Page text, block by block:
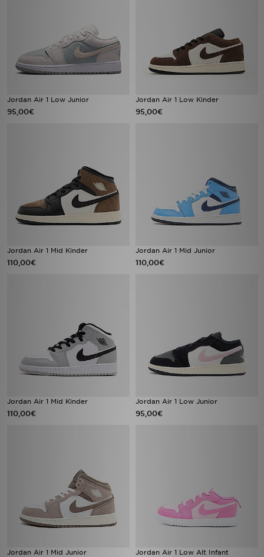
Jordan Air 1 Low Junior
95,00€
Jordan Air 1 Low Kinder
95,00€
Jordan Air 1 Mid Kinder
110,00€
Jordan Air 1 Mid Junior
110,00€
Jordan Air 1 Mid Kinder
110,00€
Jordan Air 1 Low Junior
95,00€
Jordan Air 1 Mid Junior Jordan Air 1 Low Alt Infant